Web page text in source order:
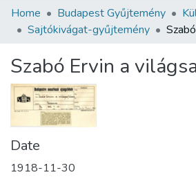
Communities & Collections
Statistics
About us
Home Budapest Gyűjtemény
Sajtókivágat-gyűjtemény
Szabó Ervin a
Date
1918-11-30